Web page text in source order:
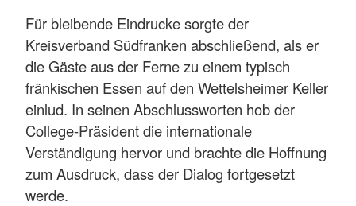
Für bleibende Eindrucke sorgte der
Kreisverband Südfranken abschließend, als er
die Gäste aus der Ferne zu einem typisch
fränkischen Essen auf den Wettelsheimer Keller
einlud. In seinen Abschlussworten hob der
College-Präsident die internationale
Verständigung hervor und brachte die Hoffnung
zum Ausdruck, dass der Dialog fortgesetzt
werde.